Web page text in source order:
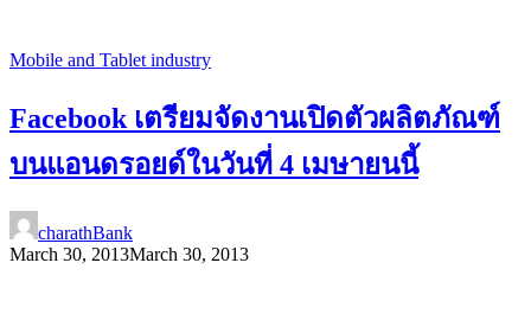
Mobile and Tablet industry
Facebook เตรียมจัดงานเปิดตัวผลิตภัณฑ์
บนแอนดรอยด์ในวันที่ 4 เมษายนนี้
charathBank
March 30, 2013March 30, 2013